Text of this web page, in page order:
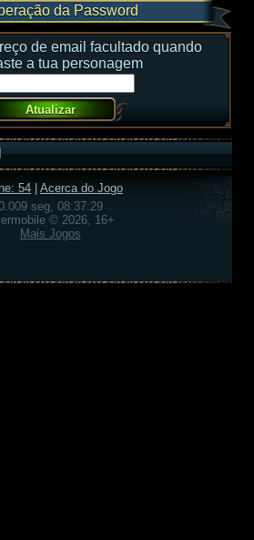
da Password
de email facultado quando
a tua personagem
54
Acerca do Jogo
seg, 08:37:29
© 2026, 16+
Mais Jogos